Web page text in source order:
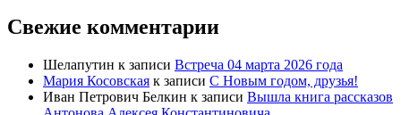
Свежие комментарии
Шелапутин к записи Встреча 04 марта 2026 года
Мария Косовская к записи С Новым годом, друзья!
Иван Петрович Белкин к записи Вышла книга рассказов